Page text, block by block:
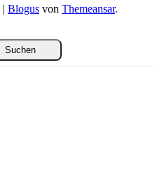
| Blogus von Themeansar.